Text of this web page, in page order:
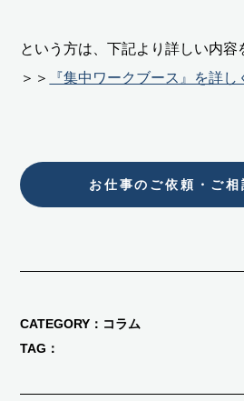
という方は、下記より詳しい内容
＞＞
『集中ワークブース』を詳し
お仕事のご依頼・ご相
CATEGORY
コラム
TAG